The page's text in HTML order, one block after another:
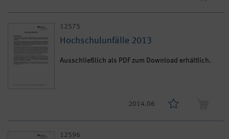
12575
Hochschulunfälle 2013
Ausschließlich als PDF zum Download erhältlich.
2014.06
12596